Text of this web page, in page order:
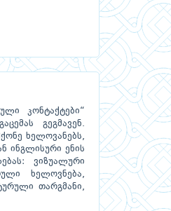
კონტაქტები“
გეგმავენ.
ხელოვანებს,
ინგლისური ენის
ვიზუალური
ხელოვნება,
თარგმანი,